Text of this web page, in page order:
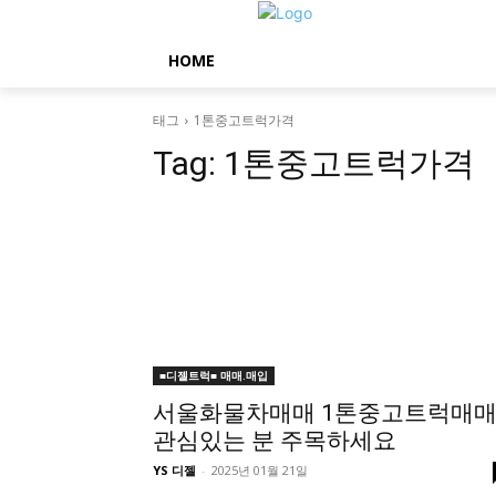
HOME
태그 1톤중고트럭가격
Tag: 1톤중고트럭가격
■디젤트럭■ 매매.매입
서울화물차매매 1톤중고트럭매매
관심있는 분 주목하세요
YS 디젤 - 2025년 01월 21일